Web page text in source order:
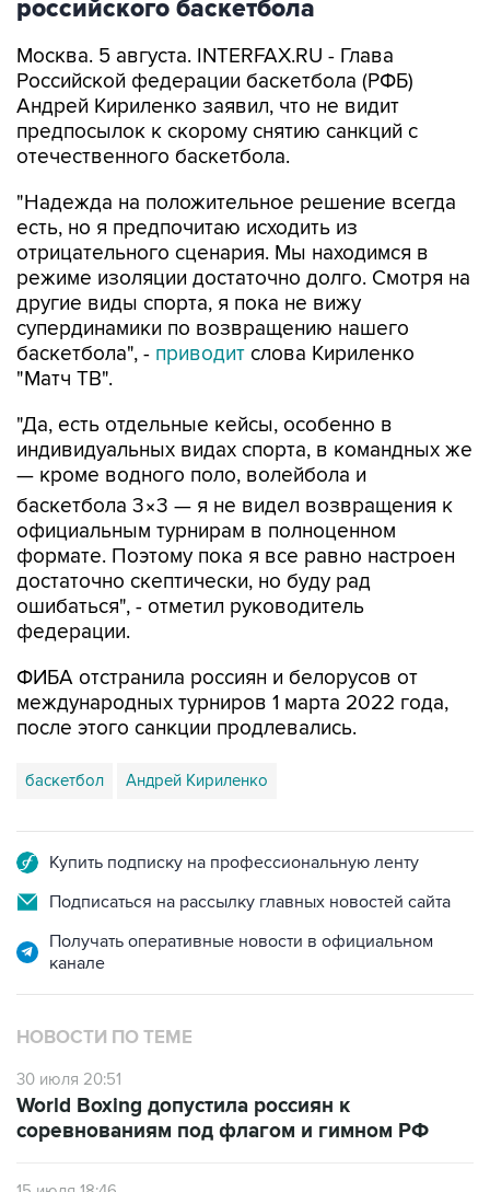
российского баскетбола
Москва. 5 августа. INTERFAX.RU - Глава
Российской федерации баскетбола (РФБ)
Андрей Кириленко заявил, что не видит
предпосылок к скорому снятию санкций с
отечественного баскетбола.
"Надежда на положительное решение всегда
есть, но я предпочитаю исходить из
отрицательного сценария. Мы находимся в
режиме изоляции достаточно долго. Смотря на
другие виды спорта, я пока не вижу
супердинамики по возвращению нашего
баскетбола", - приводит слова Кириленко
"Матч ТВ".
"Да, есть отдельные кейсы, особенно в
индивидуальных видах спорта, в командных же
— кроме водного поло, волейбола и
баскетбола 3×3 — я не видел возвращения к
официальным турнирам в полноценном
формате. Поэтому пока я все равно настроен
достаточно скептически, но буду рад
ошибаться", - отметил руководитель
федерации.
ФИБА отстранила россиян и белорусов от
международных турниров 1 марта 2022 года,
после этого санкции продлевались.
баскетбол Андрей Кириленко
Купить подписку на профессиональную ленту
Подписаться на рассылку главных новостей сайта
Получать оперативные новости в официальном
канале
НОВОСТИ ПО ТЕМЕ
30 июля 20:51
World Boxing допустила россиян к
соревнованиям под флагом и гимном РФ